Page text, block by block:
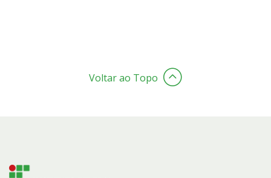
Voltar ao Topo